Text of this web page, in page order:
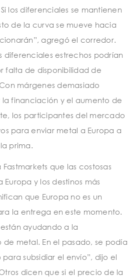
los diferenciales se mantienen
de la curva se mueve hacia
agregó el corredor.
diferenciales estrechos podrían
falta de disponibilidad de
márgenes demasiado
financiación y el aumento de
los participantes del mercado
para enviar metal a Europa a
prima.
que las costosas
y los destinos más
que Europa no es un
la entrega en este momento.
ayudando a la
metal. En el pasado, se podía
subsidiar el envío”, dijo el
dicen que si el precio de la